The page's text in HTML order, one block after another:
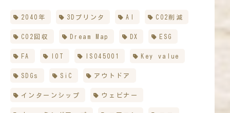
2040年 3Dプリンタ AI CO2削減
CO2回収 Dream Map DX ESG
FA IOT ISO45001 Key value
SDGs SiC アウトドア
インターンシップ ウェビナー